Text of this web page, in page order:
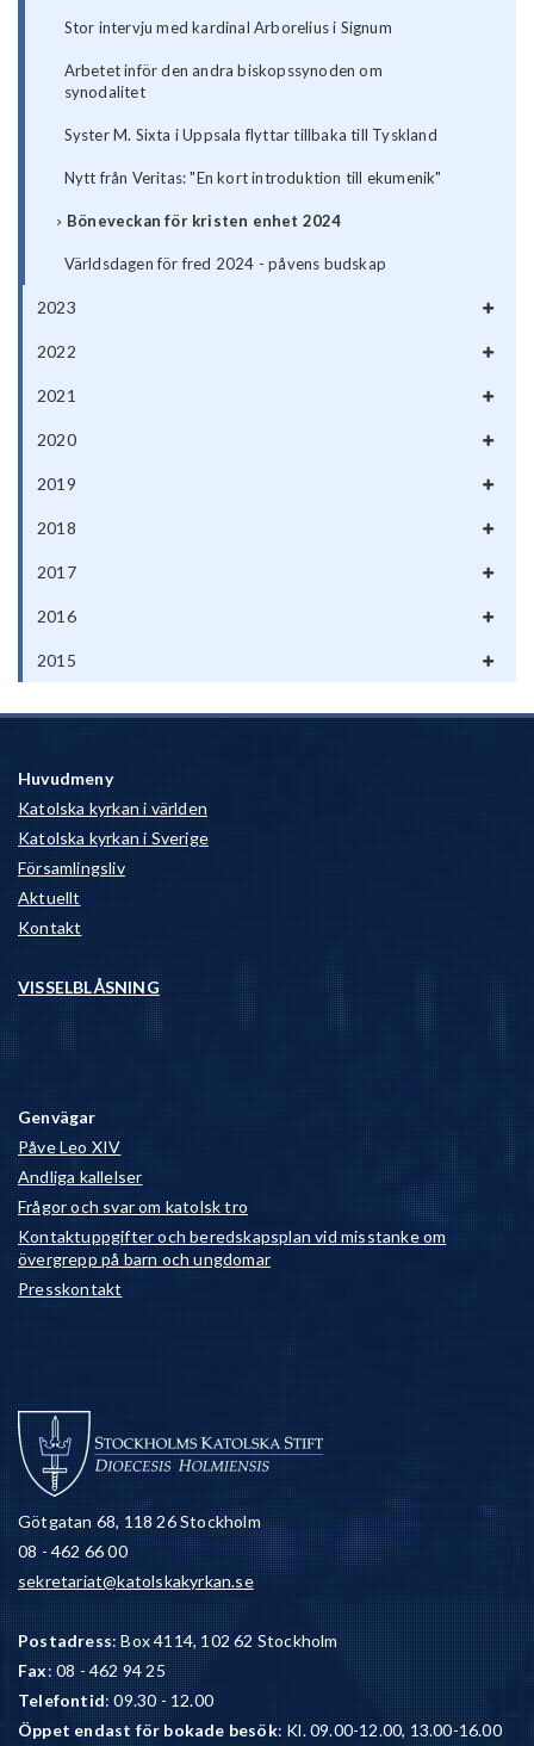
Stor intervju med kardinal Arborelius i Signum
Arbetet inför den andra biskopssynoden om
synodalitet
Syster M. Sixta i Uppsala flyttar tillbaka till Tyskland
Nytt från Veritas: "En kort introduktion till ekumenik"
Böneveckan för kristen enhet 2024
Världsdagen för fred 2024 - påvens budskap
2023
2022
2021
2020
2019
2018
2017
2016
2015
Huvudmeny
Katolska kyrkan i världen
Katolska kyrkan i Sverige
Församlingsliv
Aktuellt
Kontakt
VISSELBLÅSNING
Genvägar
Påve Leo XIV
Andliga kallelser
Frågor och svar om katolsk tro
Kontaktuppgifter och beredskapsplan vid misstanke om
övergrepp på barn och ungdomar
Presskontakt
Götgatan 68, 118 26 Stockholm
08 - 462 66 00
sekretariat@katolskakyrkan.se
Postadress: Box 4114, 102 62 Stockholm
Fax: 08 - 462 94 25
Telefontid: 09.30 - 12.00
Öppet endast för bokade besök: Kl. 09.00-12.00, 13.00-16.00